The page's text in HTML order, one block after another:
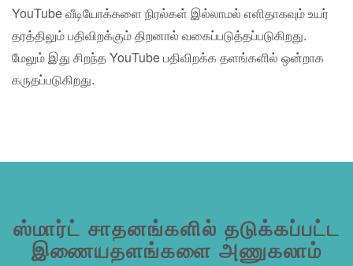
YouTube வீடியோக்களை நிரல்கள் இல்லாமல் எளிதாகவும் உயர்
தரத்திலும் பதிவிறக்கும் திறனால் வகைப்படுத்தப்படுகிறது.
மேலும் இது சிறந்த YouTube பதிவிறக்க தளங்களில் ஒன்றாக
கருதப்படுகிறது.
ஸ்மார்ட் சாதனங்களில் தடுக்கப்பட்ட
இணையதளங்களை அணுகலாம்